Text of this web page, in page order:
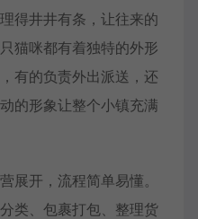
得井井有条，让往来的
猫咪都有着独特的外形
有的负责外出派送，还
的形象让整个小镇充满
展开，流程简单易懂。
类、包裹打包、整理货